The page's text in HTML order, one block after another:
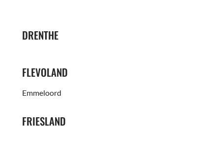
DRENTHE
FLEVOLAND
Emmeloord
FRIESLAND